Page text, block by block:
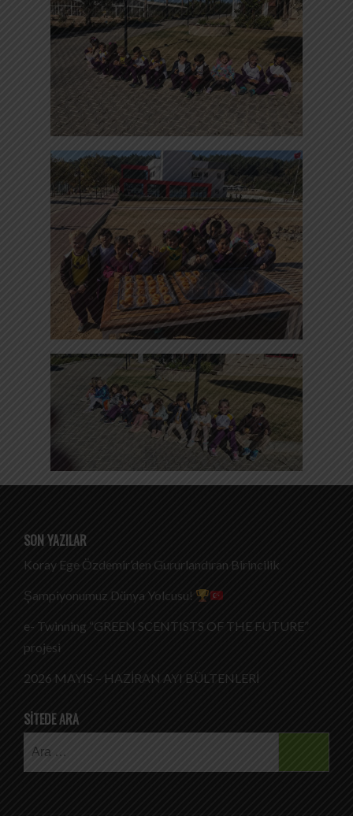
SON YAZILAR
Koray Ege Özdemir’den Gururlandıran Birincilik
Şampiyonumuz Dünya Yolcusu!
e- Twinning “GREEN SCENTISTS OF THE FUTURE”
projesi
2026 MAYIS – HAZİRAN AYI BÜLTENLERİ
SITEDE ARA